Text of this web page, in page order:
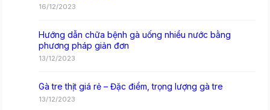
16/12/2023
Hướng dẫn chữa bệnh gà uống nhiều nước bằng
phương pháp giản đơn
13/12/2023
Gà tre thịt giá rẻ – Đặc điểm, trọng lượng gà tre
13/12/2023